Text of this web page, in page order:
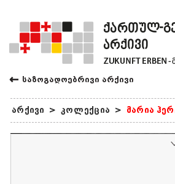
← საზოგადოებრივი არქივი
არქივი > კოლექცია > მარია